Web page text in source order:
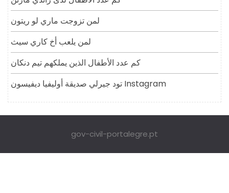
لمن تزوجت ماري لو ريتون
لمن يلعب أخ كاري سيث
كم عدد الأطفال الذين يملكهم تيم دنكان
تود جيرلي صديقة أوليفيا ديفيسون Instagram
gov-civil-portalegre.pt